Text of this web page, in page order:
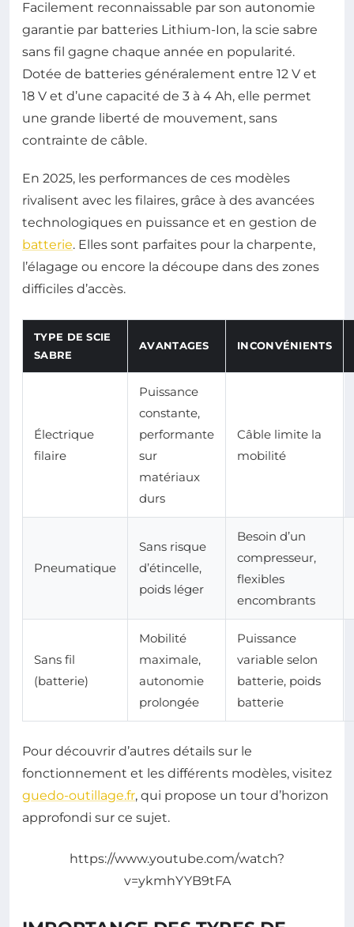
Facilement reconnaissable par son autonomie
garantie par batteries Lithium-Ion, la scie sabre
sans fil gagne chaque année en popularité.
Dotée de batteries généralement entre 12 V et
18 V et d’une capacité de 3 à 4 Ah, elle permet
une grande liberté de mouvement, sans
contrainte de câble.
En 2025, les performances de ces modèles
rivalisent avec les filaires, grâce à des avancées
technologiques en puissance et en gestion de
batterie. Elles sont parfaites pour la charpente,
l’élagage ou encore la découpe dans des zones
difficiles d’accès.
TYPE DE SCIE
SABRE
AVANTAGES INCONVÉNIENTS
Électrique
filaire
Puissance
constante,
performante
sur
matériaux
durs
Câble limite la
mobilité
Pneumatique
Sans risque
d’étincelle,
poids léger
Besoin d’un
compresseur,
flexibles
encombrants
Sans fil
(batterie)
Mobilité
maximale,
autonomie
prolongée
Puissance
variable selon
batterie, poids
batterie
Pour découvrir d’autres détails sur le
fonctionnement et les différents modèles, visitez
guedo-outillage.fr, qui propose un tour d’horizon
approfondi sur ce sujet.
https://www.youtube.com/watch?
v=ykmhYYB9tFA